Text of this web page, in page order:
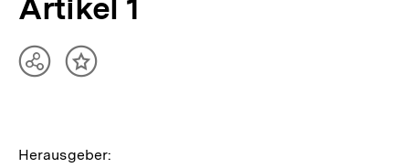
Artikel 1
TeilenInhalt
Herausgeber: